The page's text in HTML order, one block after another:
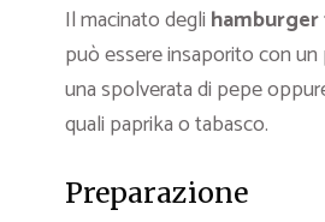
Il macinato degli
può essere insaporito con un
una spolverata di pepe
quali paprika o tabasco.
Preparazione